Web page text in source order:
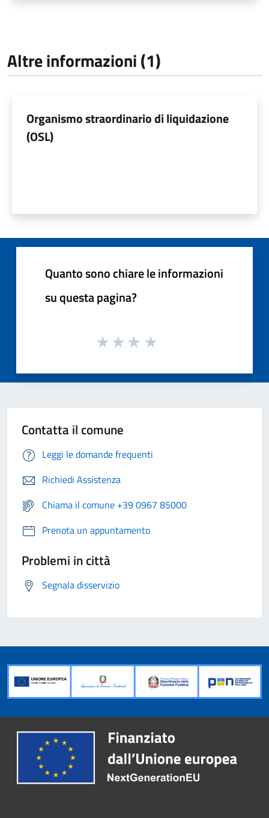
Altre informazioni (1)
Organismo straordinario di liquidazione
(OSL)
Quanto sono chiare le informazioni
su questa pagina?
Contatta il comune
Leggi le domande frequenti
Richiedi Assistenza
Chiama il comune +39 0967 85000
Prenota un appuntamento
Problemi in città
Segnala disservizio